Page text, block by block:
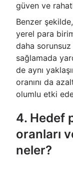
güven ve
Benzer
yerel para
daha
sağlamada
de aynı
oranını da
olumlu etki
4. Hedef
oranları
neler?